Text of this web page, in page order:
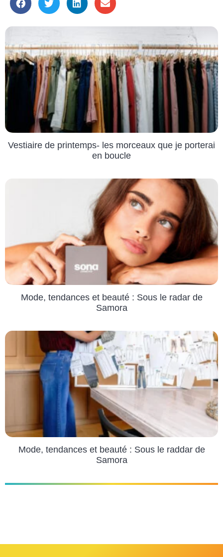
Vestiaire de printemps- les morceaux que je porterai
en boucle
Mode, tendances et beauté : Sous le radar de
Samora
Mode, tendances et beauté : Sous le raddar de
Samora